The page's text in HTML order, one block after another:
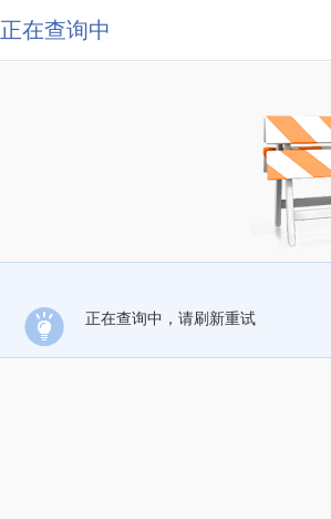
正在查询中
正在查询中，请刷新重试